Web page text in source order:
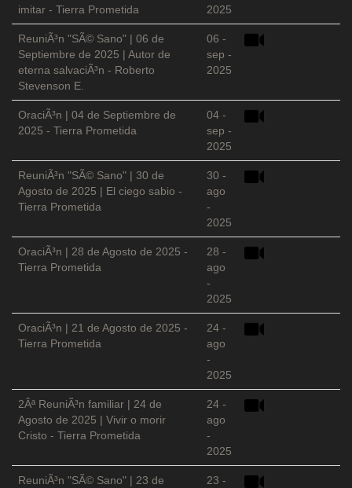
imitar - Tierra Prometida
2025
ReuniÃ³n "SÃ© Sano" | 06 de
Septiembre de 2025 | Autor de
eterna salvaciÃ³n - Roberto
Stevenson E.
06 -
sep -
2025
OraciÃ³n | 04 de Septiembre de
2025 - Tierra Prometida
04 -
sep -
2025
ReuniÃ³n "SÃ© Sano" | 30 de
Agosto de 2025 | El ciego sabio -
Tierra Prometida
30 -
ago
-
2025
OraciÃ³n | 28 de Agosto de 2025 -
Tierra Prometida
28 -
ago
-
2025
OraciÃ³n | 21 de Agosto de 2025 -
Tierra Prometida
24 -
ago
-
2025
2Âª ReuniÃ³n familiar | 24 de
Agosto de 2025 | Vivir o morir
Cristo - Tierra Prometida
24 -
ago
-
2025
ReuniÃ³n "SÃ© Sano" | 23 de
23 -